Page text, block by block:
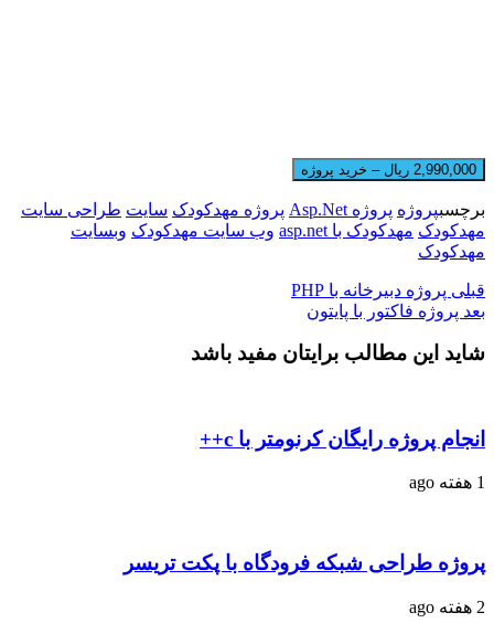
2,990,000 ریال – خرید پروژه
برچسبپروژه پروژه Asp.Net پروژه مهدکودک سایت طراحی سایت
مهدکودک مهدکودک با asp.net وب سایت مهدکودک وبسایت
مهدکودک
قبلی پروژه دبیرخانه با PHP
بعد پروژه فاکتور با پایتون
شاید این مطالب برایتان مفید باشد
انجام پروژه رایگان کرنومتر با c++
1 هفته ago
پروژه طراحی شبکه فرودگاه با پکت تریسر
2 هفته ago